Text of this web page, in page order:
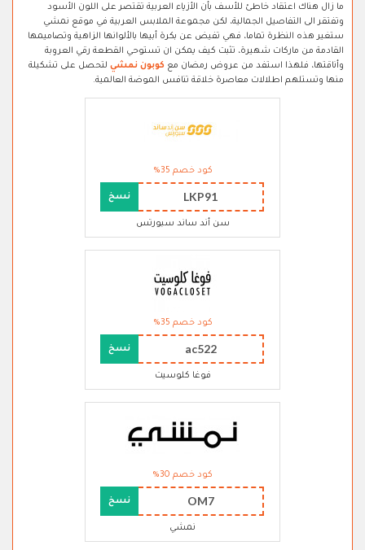
ما زال هناك اعتقاد خاطئ للأسف بأن الأزياء العربية تقتصر على اللون الأسود
وتفتقر الى التفاصيل الجمالية، لكن مجموعة الملابس العربية في موقع نمشي
ستغير هذه النظرة تماما، فهي تفيض عن بكرة أبيها بالألوانها الزاهية وتصاميمها
القادمة من ماركات شهيرة، تثبت كيف يمكن ان تستوحي القطعة رقي العروبة
وأناقتها، فلهذا استفد من عروض رمضان مع كوبون نمشي لتحصل على تشكيلة
منها وتستلهم اطلالات معاصرة خلاقة تنافس الموضة العالمية.
كود خصم 35%
LKP91 نسخ
سن أند ساند سبورتس
كود خصم 35%
ac522 نسخ
فوغا كلوسيت
كود خصم 30%
OM7 نسخ
نمشي